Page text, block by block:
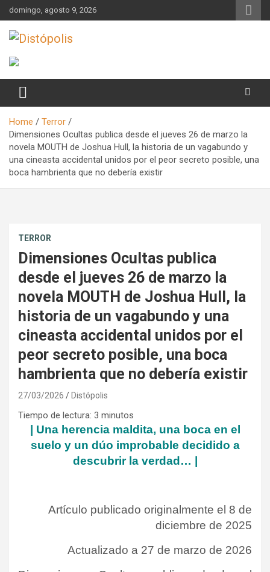
Skip
to
content
domingo, agosto 9, 2026
Distópolis
Home
Terror
Dimensiones Ocultas publica desde el jueves 26 de marzo la
novela MOUTH de Joshua Hull, la historia de un vagabundo y
una cineasta accidental unidos por el peor secreto posible, una
boca hambrienta que no debería existir
TERROR
Dimensiones Ocultas publica
desde el jueves 26 de marzo la
novela MOUTH de Joshua Hull, la
historia de un vagabundo y una
cineasta accidental unidos por el
peor secreto posible, una boca
hambrienta que no debería existir
27/03/2026 Distópolis
Tiempo de lectura: 3 minutos
| Una herencia maldita, una boca en el
suelo y un dúo improbable decidido a
descubrir la verdad… |
Artículo publicado originalmente el 8 de
diciembre de 2025
Actualizado a 27 de marzo de 2026